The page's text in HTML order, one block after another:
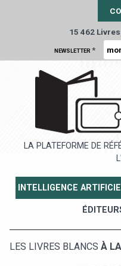
15 462
NEWSLETTER *
LA PLATEFORME DE
L'
INTELLIGENCE
LES LIVRES BLANCS À